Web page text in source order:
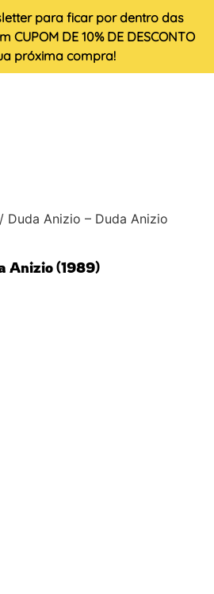
para ficar por dentro das
CUPOM DE 10% DE DESCONTO
próxima compra!
/ Duda Anizio – Duda Anizio
Anizio (1989)